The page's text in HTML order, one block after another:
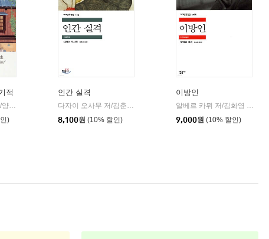
적
현대문학
)
인간 실격
8,100원 (10% 할인)
이방인
9,000원 (10% 할인)